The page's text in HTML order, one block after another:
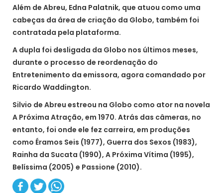
Além de Abreu, Edna Palatnik, que atuou como uma
cabeças da área de criação da Globo, também foi
contratada pela plataforma.
A dupla foi desligada da Globo nos últimos meses,
durante o processo de reordenação do
Entretenimento da emissora, agora comandado por
Ricardo Waddington.
Silvio de Abreu estreou na Globo como ator na novela
A Próxima Atração, em 1970. Atrás das câmeras, no
entanto, foi onde ele fez carreira, em produções
como Éramos Seis (1977), Guerra dos Sexos (1983),
Rainha da Sucata (1990), A Próxima Vítima (1995),
Belíssima (2005) e Passione (2010).